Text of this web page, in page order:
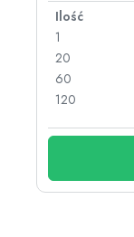
Ilość
1
20
60
120